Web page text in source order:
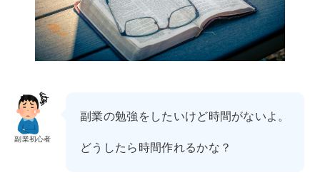
副業初心者
副業の勉強をしたいけど時間がないよ。
どうしたら時間作れるかな？